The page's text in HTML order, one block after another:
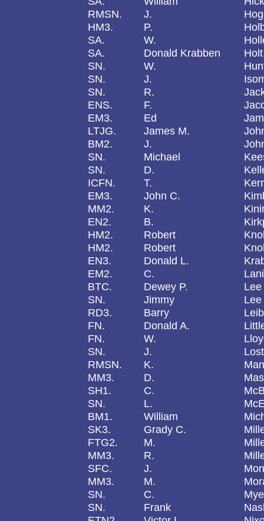
RMSN.
J.
HM3.
P.
SA.
W.
SA.
Donald Krabben
Holt
SN.
W.
SN.
J.
SN.
R.
ENS.
F.
EM3.
Ed
LTJG.
James M.
BM2.
J.
SN.
Michael
SN.
D.
ICFN.
T.
EM3.
John C.
MM2.
K.
EN2.
B.
HM2.
Robert
HM2.
Robert
EN3.
Donald L.
EM2.
C.
BTC.
Dewey P.
Lee
SN.
Jimmy
Lee
RD3.
Barry
FN.
Donald A.
FN.
W.
SN.
J.
RMSN.
K.
MM3.
D.
SH1.
C.
SN.
L.
BM1.
William
SK3.
Grady C.
FTG2.
M.
MM3.
R.
SFC.
J.
MM3.
M.
SN.
C.
SN.
Frank